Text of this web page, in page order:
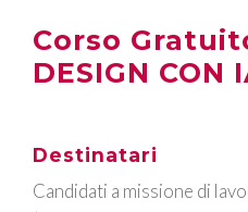
Corso
DESIGN CON
Destinatari
Candidati a missione di